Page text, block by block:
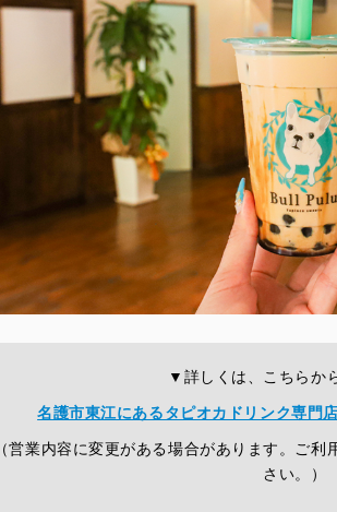
▼詳しくは、こちらか
名護市東江にあるタピオカドリンク専門
（営業内容に変更がある場合があります。ご
さい。）